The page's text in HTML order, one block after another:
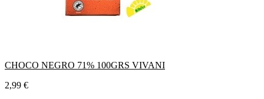
CHOCO NEGRO 71% 100GRS VIVANI
Precio
2,99 €